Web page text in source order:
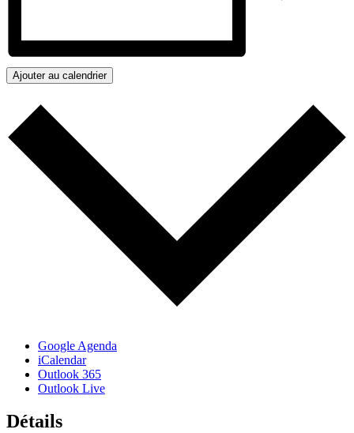
Ajouter au calendrier
Google Agenda
iCalendar
Outlook 365
Outlook Live
Détails